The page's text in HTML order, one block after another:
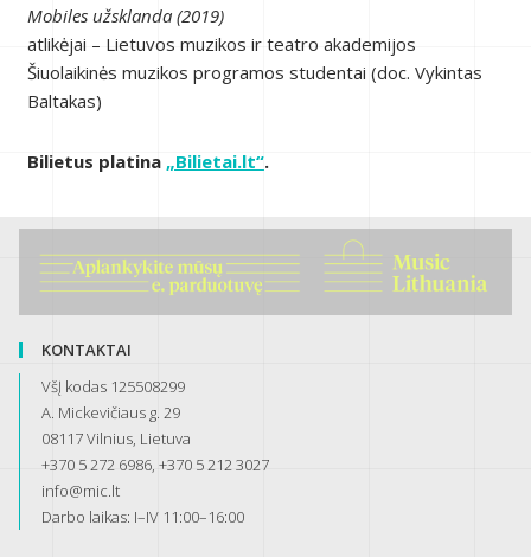
Mobiles užsklanda (2019)
atlikėjai – Lietuvos muzikos ir teatro akademijos
Šiuolaikinės muzikos programos studentai (doc. Vykintas
Baltakas)
Bilietus platina „Bilietai.lt“.
KONTAKTAI
VšĮ kodas 125508299
A. Mickevičiaus g. 29
08117 Vilnius, Lietuva
+370 5 272 6986, +370 5 212 3027
info@mic.lt
Darbo laikas: I–IV 11:00–16:00